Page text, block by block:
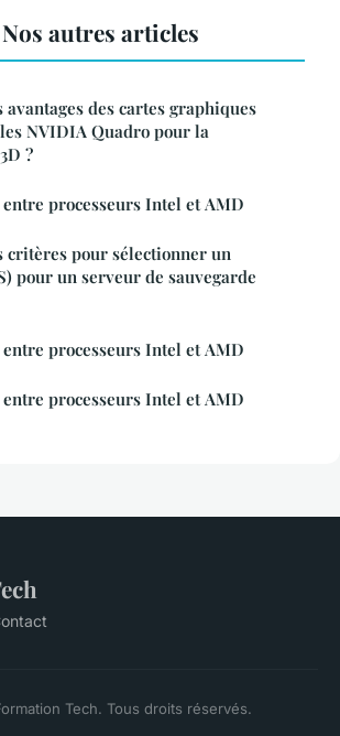
autres articles
avantages des cartes graphiques
NVIDIA Quadro pour la
?
processeurs Intel et AMD
critères pour sélectionner un
pour un serveur de sauvegarde
processeurs Intel et AMD
processeurs Intel et AMD
Tech. Tous droits réservés.